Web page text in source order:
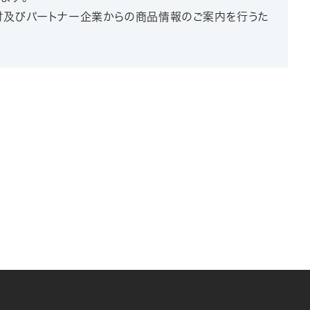
及びパートナー企業からの商品情報のご案内を行うた